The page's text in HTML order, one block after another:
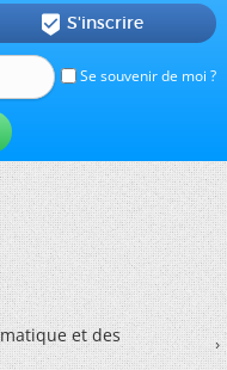
Se souvenir de moi ?
 S'inscrire
et des